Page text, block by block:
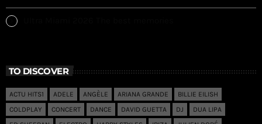
TO DISCOVER
ACTU HITS1 ADELE ANGÈLE ARIANA GRANDE
BILLIE EILISH
COLDPLAY
CONCERT DANCE DAVID GUETTA DJ
DUA LIPA